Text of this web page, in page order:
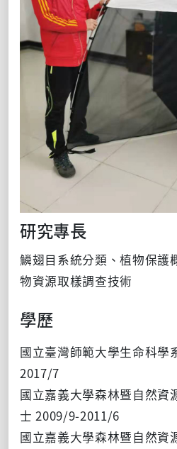
研究專長
鱗翅目系統分類、植物保護
物資源取樣調查技術
學歷
國立臺灣師範大學生命科學
2017/7
國立嘉義大學森林暨自然資
士2009/9-2011/6
國立嘉義大學森林暨自然資